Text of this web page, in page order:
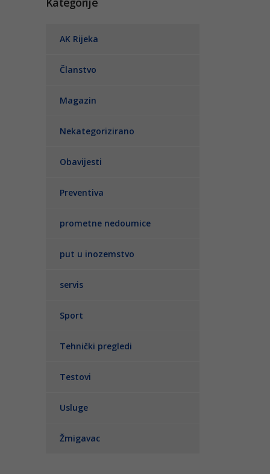
AK Rijeka
Članstvo
Magazin
Nekategorizirano
Obavijesti
Preventiva
prometne nedoumice
put u inozemstvo
servis
Sport
Tehnički pregledi
Testovi
Usluge
Žmigavac